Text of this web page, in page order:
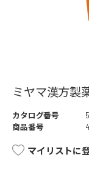
ミヤマ漢方
カタログ番号
商品番号
マイリストに